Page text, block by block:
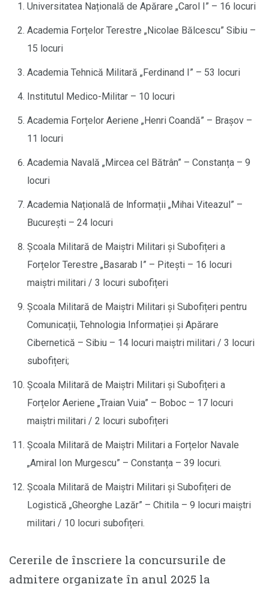
Universitatea Națională de Apărare „Carol I” – 16 locuri
Academia Forțelor Terestre „Nicolae Bălcescu” Sibiu –
15 locuri
Academia Tehnică Militară „Ferdinand I” – 53 locuri
Institutul Medico-Militar – 10 locuri
Academia Forțelor Aeriene „Henri Coandă” – Brașov –
11 locuri
Academia Navală „Mircea cel Bătrân” – Constanța – 9
locuri
Academia Națională de lnformații „Mihai Viteazul” –
București – 24 locuri
Școala Militară de Maiștri Militari și Subofițeri a
Forțelor Terestre „Basarab I” – Pitești – 16 locuri
maiștri militari / 3 locuri subofițeri
Școala Militară de Maiștri Militari și Subofițeri pentru
Comunicații, Tehnologia Informației și Apărare
Cibernetică – Sibiu – 14 locuri maiștri militari / 3 locuri
subofițeri;
Școala Militară de Maiștri Militari și Subofițeri a
Forțelor Aeriene „Traian Vuia” – Boboc – 17 locuri
maiștri militari / 2 locuri subofițeri
Școala Militară de Maiștri Militari a Forțelor Navale
„Amiral Ion Murgescu” – Constanța – 39 locuri.
Școala Militară de Maiștri Militari și Subofițeri de
Logistică „Gheorghe Lazăr” – Chitila – 9 locuri maiștri
militari / 10 locuri subofițeri.
Cererile de înscriere la concursurile de
admitere organizate în anul 2025 la